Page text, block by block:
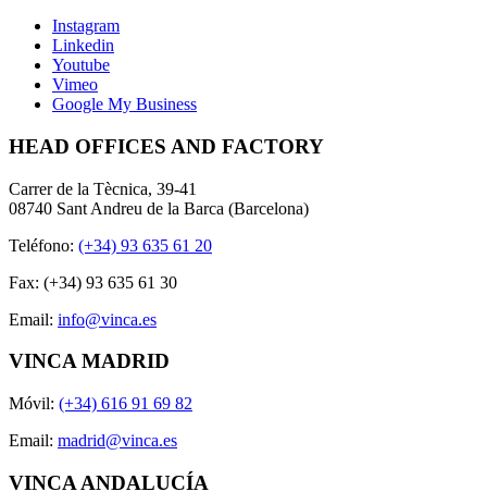
Instagram
Linkedin
Youtube
Vimeo
Google My Business
HEAD OFFICES AND FACTORY
Carrer de la Tècnica, 39-41
08740 Sant Andreu de la Barca (Barcelona)
Teléfono: (+34) 93 635 61 20
Fax: (+34) 93 635 61 30
Email: info@vinca.es
VINCA MADRID
Móvil: (+34) 616 91 69 82
Email: madrid@vinca.es
VINCA ANDALUCÍA